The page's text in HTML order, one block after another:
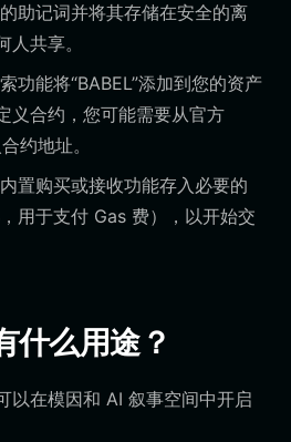
助记词并将其存储在安全的离
共享。
功能将“BABEL”添加到您的资产
义合约，您可能需要从官方
约地址。
置购买或接收功能存入必要的
用于支付 Gas 费），以开始交
什么用途？
以在模因和 AI 叙事空间中开启